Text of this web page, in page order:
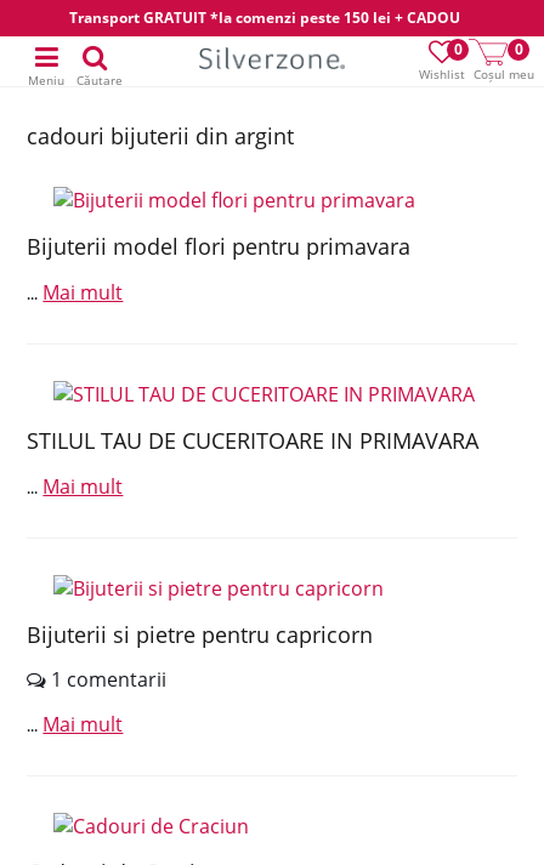
Transport GRATUIT *la comenzi peste 150 lei + CADOU
Wishlist
0
Coșul meu
0
Meniu Căutare
cadouri bijuterii din argint
Bijuterii model flori pentru primavara
... Mai mult
STILUL TAU DE CUCERITOARE IN PRIMAVARA
... Mai mult
Bijuterii si pietre pentru capricorn
1 comentarii
... Mai mult